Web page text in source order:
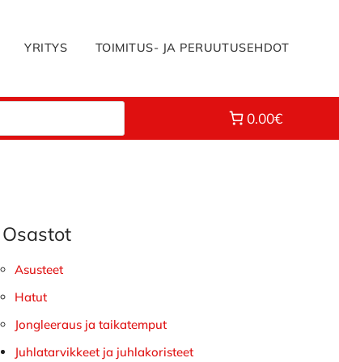
YRITYS TOIMITUS- JA PERUUTUSEHDOT
0.00€
Ensisijainen
sivupalkki
Osastot
Asusteet
Hatut
Jongleeraus ja taikatemput
Juhlatarvikkeet ja juhlakoristeet